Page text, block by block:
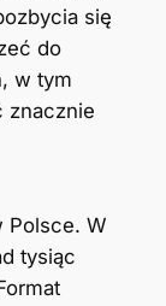
się
do
w tym
znacznie
Polsce. W
tysiąc